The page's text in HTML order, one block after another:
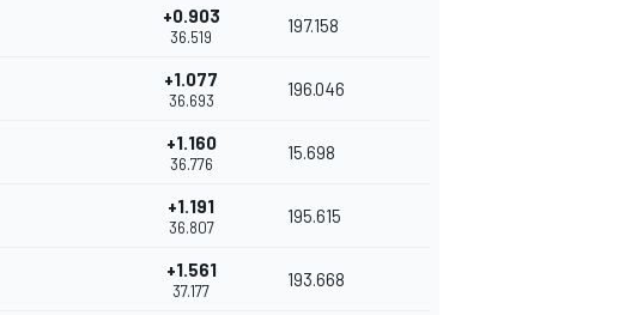
+0.903
36.519
197.158
+1.077
36.693
196.046
+1.160
36.776
15.698
+1.191
36.807
195.615
+1.561
37.177
193.668